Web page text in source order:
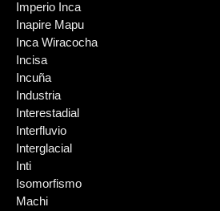
Imperio Inca
Inapire Mapu
Inca Wiracocha
Incisa
Incuña
Industria
Interestadial
Interfluvio
Interglacial
Inti
Isomorfismo
Machi